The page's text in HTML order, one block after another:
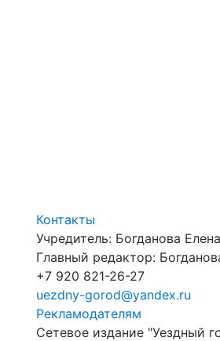
Контакты
Учредитель: Богданова
Главный редактор:
+7 920 821-26-27
uezdny-gorod@yandex.ru
Рекламодателям
Сетевое издание "Уездный